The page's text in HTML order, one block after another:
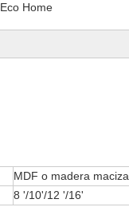
Eco Home
MDF o madera maciza
8 '/10'/12 '/16'